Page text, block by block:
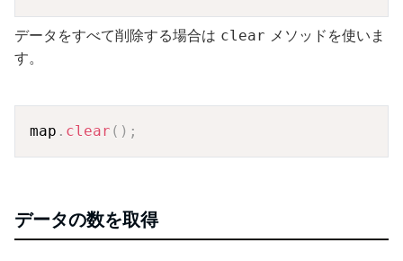
データをすべて削除する場合は clear メソッドを使いま
す。
map . clear ( ) ;
データの数を取得